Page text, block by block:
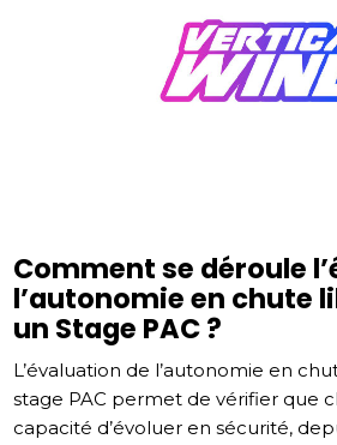
Comment se déroule
l’autonomie en chute
un Stage PAC ?
L’évaluation de l’autonomie en
stage PAC permet de vérifier que
capacité d’évoluer en sécurité,